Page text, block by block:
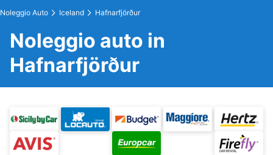
Noleggio Auto Iceland Hafnarfjörður
Noleggio auto in
Hafnarfjörður